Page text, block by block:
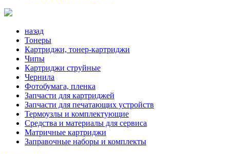
назад
Тонеры
Картриджи, тонер-картриджи
Чипы
Картриджи струйные
Чернила
Фотобумага, пленка
Запчасти для картриджей
Запчасти для печатающих устройств
Термоузлы и комплектующие
Средства и материалы для сервиса
Матричные картриджи
Заправочные наборы и комплекты